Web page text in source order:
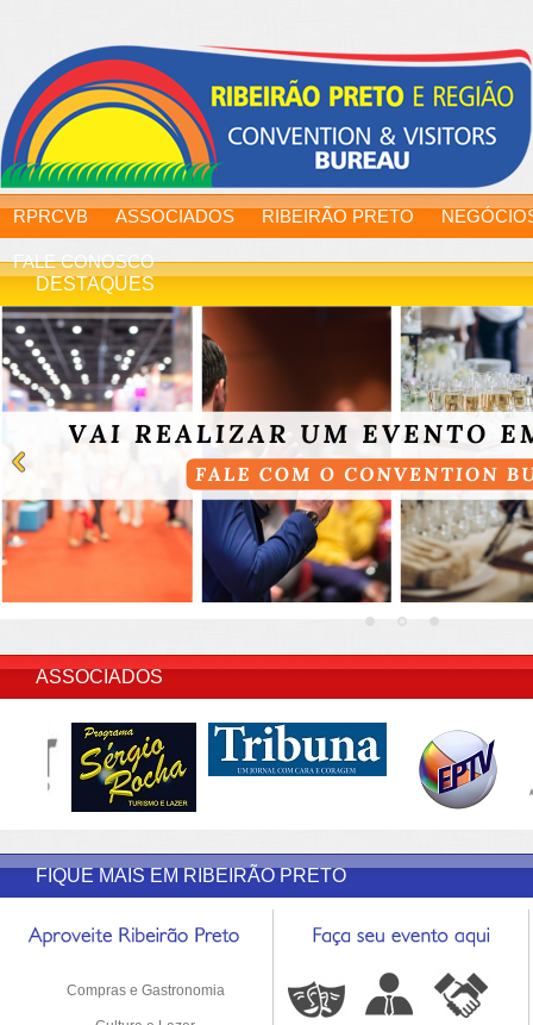
RPRCVB ASSOCIADOS RIBEIRÃO PRETO
FALE CONOSCO
DESTAQUES
ASSOCIADOS
FIQUE MAIS EM RIBEIRÃO PRETO
Compras e Gastronomia